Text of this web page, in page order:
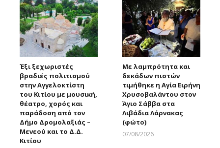
Έξι ξεχωριστές
βραδιές πολιτισμού
στην Αγγελοκτίστη
του Κιτίου με μουσική,
θέατρο, χορός και
παράδοση από τον
Δήμο Δρομολαξιάς –
Μενεού και το Δ.Δ.
Κιτίου
Με λαμπρότητα και
δεκάδων πιστών
τιμήθηκε η Αγία Ειρήνη
Χρυσοβαλάντου στον
Άγιο Σάββα στα
Λιβάδια Λάρνακας
(φώτο)
07/08/2026